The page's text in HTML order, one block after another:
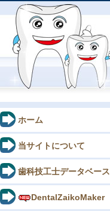
ホーム
当サイトについて
歯科技工士データベース
DentalZaikoMaker